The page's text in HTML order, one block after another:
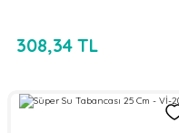
308,34 TL